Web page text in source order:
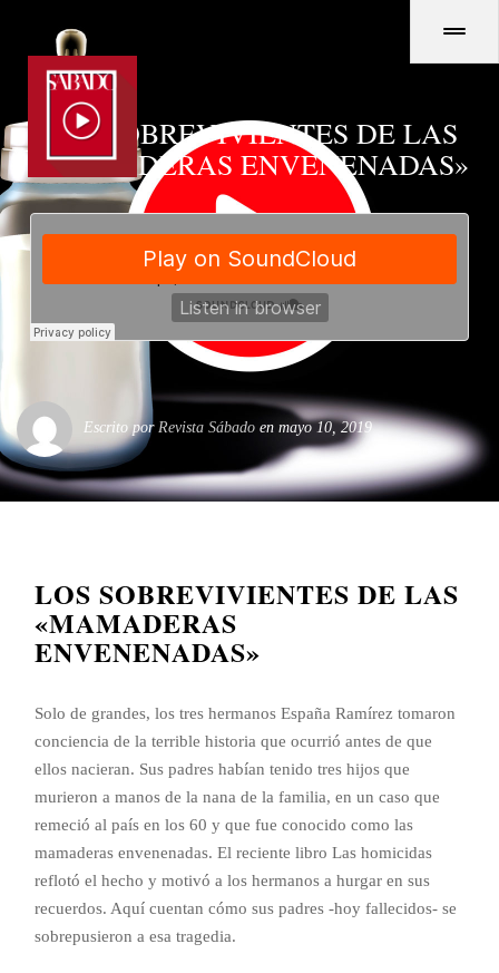
LOS SOBREVIVIENTES DE LAS
«MAMADERAS ENVENENADAS»
Escrito por Revista Sábado en mayo 10, 2019
LOS SOBREVIVIENTES DE LAS
«MAMADERAS
ENVENENADAS»
Solo de grandes, los tres hermanos España Ramírez tomaron
conciencia de la terrible historia que ocurrió antes de que
ellos nacieran. Sus padres habían tenido tres hijos que
murieron a manos de la nana de la familia, en un caso que
remeció al país en los 60 y que fue conocido como las
mamaderas envenenadas. El reciente libro Las homicidas
reflotó el hecho y motivó a los hermanos a hurgar en sus
recuerdos. Aquí cuentan cómo sus padres -hoy fallecidos- se
sobrepusieron a esa tragedia.